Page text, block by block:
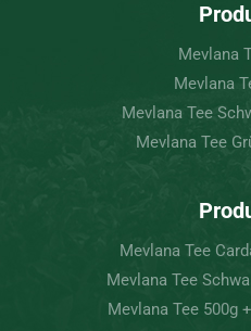
Mevlana
Mevlana
Mevlana Tee
Mevlana Tee
Mevlana Tee
Mevlana Tee
Mevlana Tee 500g